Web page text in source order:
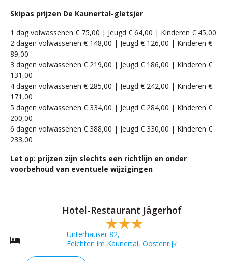
Skipas prijzen De Kaunertal-gletsjer
1 dag volwassenen € 75,00 | Jeugd € 64,00 | Kinderen € 45,00
2 dagen volwassenen € 148,00 | Jeugd € 126,00 | Kinderen €
89,00
3 dagen volwassenen € 219,00 | Jeugd € 186,00 | Kinderen €
131,00
4 dagen volwassenen € 285,00 | Jeugd € 242,00 | Kinderen €
171,00
5 dagen volwassenen € 334,00 | Jeugd € 284,00 | Kinderen €
200,00
6 dagen volwassenen € 388,00 | Jeugd € 330,00 | Kinderen €
233,00
Let op: prijzen zijn slechts een richtlijn en onder
voorbehoud van eventuele wijzigingen
Hotel-Restaurant Jägerhof
Unterhäuser 82,
Feichten im Kaunertal, Oostenrijk